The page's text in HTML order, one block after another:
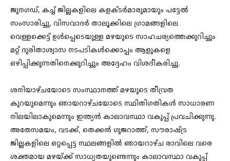
ജുനഗഡ്, കച്ച് ജില്ലകളിലെ കളക്ടർമാരുമായും പട്ടേൽ
സംസാരിച്ചു, വിസവാദർ താലൂക്കിലെ ഗ്രാമങ്ങളിലെ
വെള്ളക്കെട്ട് ഉൾപ്പെടെയുള്ള മഴയുടെ സാഹചര്യത്തെക്കുറിച്ചും
മറ്റ് ദുരിതാശ്വാസ നടപടികൾക്കൊപ്പം ആളുകളെ
ഒഴിപ്പിക്കുന്നതിനെക്കുറിച്ചും അദ്ദേഹം വിശദീകരിച്ചു.
ശനിയാഴ്‌ചയോടെ സംസ്ഥാനത്ത് മഴയുടെ തീവ്രത
കുറയുമെന്നും ഞായറാഴ്‌ചയോടെ സ്ഥിതിഗതികൾ സാധാരണ
നിലയിലാകുമെന്നും ഇന്ത്യൻ കാലാവസ്ഥാ വകുപ്പ് പ്രവചിക്കുന്നു.
അതേസമയം, വടക്ക്, തെക്കൻ ഗുജറാത്ത്, സൗരാഷ്ട്ര
ജില്ലകളിലെ ഒറ്റപ്പെട്ട സ്ഥലങ്ങളിൽ ഞായറാഴ്‌ച രാവിലെ വരെ
ശക്തമായ മഴയ്ക്ക് സാധ്യതയുണ്ടെന്നും കാലാവസ്ഥാ വകുപ്പ്